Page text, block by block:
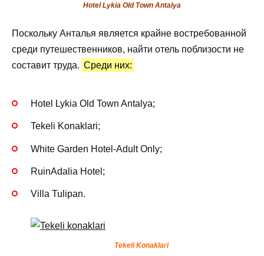
Hotel Lykia Old Town Antalya
Поскольку Анталья является крайне востребованной
среди путешественников, найти отель поблизости не
составит труда. Среди них:
Hotel Lykia Old Town Antalya;
Tekeli Konaklari;
White Garden Hotel-Adult Only;
RuinAdalia Hotel;
Villa Tulipan.
Tekeli Konaklari